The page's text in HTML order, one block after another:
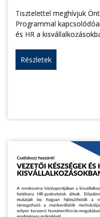
Tisztelettel meghívjuk
Programmal
és HR a
Részletek